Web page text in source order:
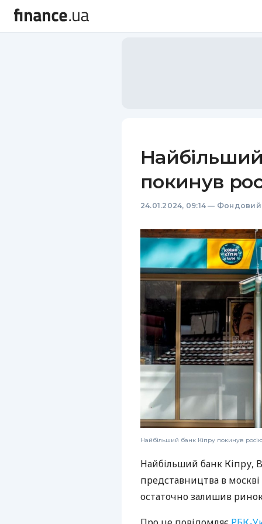
покинув
24.01.2024, 09:14 — Фондовий
Найбільший банк Кіпру покинув росію
Найбільший банк Кіпру,
представництва в
остаточно залишив